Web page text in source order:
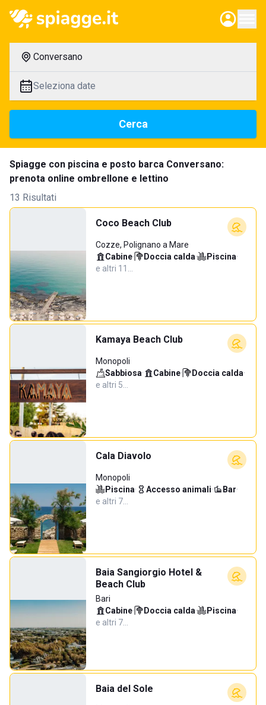
Conversano
Seleziona date
Cerca
Spiagge con piscina e posto barca Conversano:
prenota online ombrellone e lettino
13 Risultati
Coco Beach Club
Cozze, Polignano a Mare
Cabine· Doccia calda· Piscina·
e altri 11…
Kamaya Beach Club
Monopoli
Sabbiosa· Cabine· Doccia calda·
e altri 5…
Cala Diavolo
Monopoli
Piscina· Accesso animali· Bar·
e altri 7…
Baia Sangiorgio Hotel &
Beach Club
Bari
Cabine· Doccia calda· Piscina·
e altri 7…
Baia del Sole